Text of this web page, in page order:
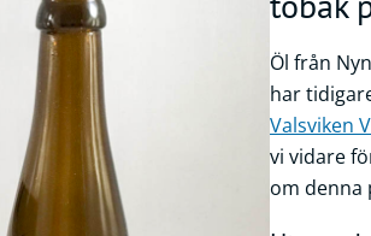
Öl från
har
Valsviken
vi vidare
om denna